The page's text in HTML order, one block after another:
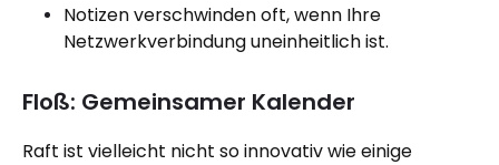
Notizen verschwinden oft, wenn Ihre
Netzwerkverbindung uneinheitlich ist.
Floß: Gemeinsamer Kalender
Raft ist vielleicht nicht so innovativ wie einige